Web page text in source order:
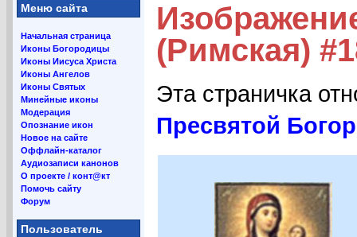
Меню сайта
Начальная страница
Иконы Богородицы
Иконы Иисуса Христа
Иконы Ангелов
Иконы Святых
Минейные иконы
Модерация
Опознание икон
Новое на сайте
Оффлайн-каталог
Аудиозаписи канонов
О проекте / конт@кт
Помочь сайту
Форум
Пользователь
(Римская)
Эта страничка
Пресвятой